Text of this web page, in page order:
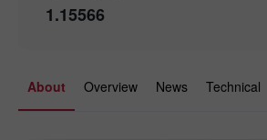
1.15566
About Overview News Technical